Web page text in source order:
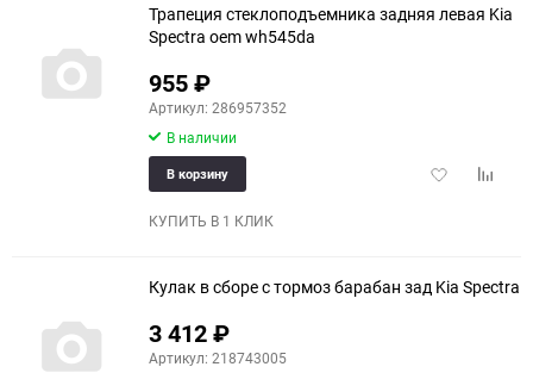
Трапеция стеклоподъемника задняя левая Kia
Spectra oem wh545da
955₽
Артикул: 286957352
В наличии
Добавить
В корзину
КУПИТЬ В 1 КЛИК
Кулак в сборе с тормоз барабан зад Kia Spectra
3 412₽
Артикул: 218743005